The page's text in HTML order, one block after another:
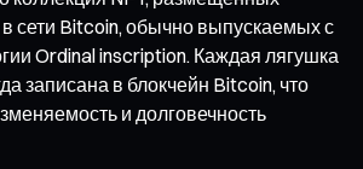
сети Bitcoin, обычно выпускаемых с
Ordinal inscription. Каждая лягушка
записана в блокчейн Bitcoin, что
и долговечность